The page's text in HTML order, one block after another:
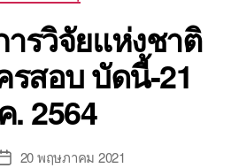
รวิจัยแห่งชาติ
รสอบ บัดนี้-21
. 2564
Post20 พฤษภาคม 2021